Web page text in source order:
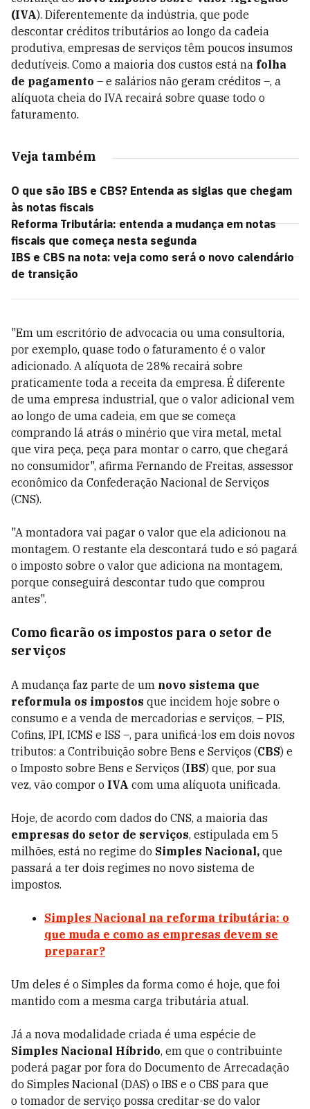
(IVA). Diferentemente da indústria, que pode
descontar créditos tributários ao longo da cadeia
produtiva, empresas de serviços têm poucos insumos
dedutíveis. Como a maioria dos custos está na folha
de pagamento – e salários não geram créditos –, a
alíquota cheia do IVA recairá sobre quase todo o
faturamento.
Veja também
O que são IBS e CBS? Entenda as siglas que chegam
às notas fiscais
Reforma Tributária: entenda a mudança em notas
fiscais que começa nesta segunda
IBS e CBS na nota: veja como será o novo calendário
de transição
"Em um escritório de advocacia ou uma consultoria,
por exemplo, quase todo o faturamento é o valor
adicionado. A alíquota de 28% recairá sobre
praticamente toda a receita da empresa. É diferente
de uma empresa industrial, que o valor adicional vem
ao longo de uma cadeia, em que se começa
comprando lá atrás o minério que vira metal, metal
que vira peça, peça para montar o carro, que chegará
no consumidor", afirma Fernando de Freitas, assessor
econômico da Confederação Nacional de Serviços
(CNS).
"A montadora vai pagar o valor que ela adicionou na
montagem. O restante ela descontará tudo e só pagará
o imposto sobre o valor que adiciona na montagem,
porque conseguirá descontar tudo que comprou
antes".
Como ficarão os impostos para o setor de
serviços
A mudança faz parte de um novo sistema que
reformula os impostos que incidem hoje sobre o
consumo e a venda de mercadorias e serviços, – PIS,
Cofins, IPI, ICMS e ISS –, para unificá-los em dois novos
tributos: a Contribuição sobre Bens e Serviços (CBS) e
o Imposto sobre Bens e Serviços (IBS) que, por sua
vez, vão compor o IVA com uma alíquota unificada.
Hoje, de acordo com dados do CNS, a maioria das
empresas do setor de serviços, estipulada em 5
milhões, está no regime do Simples Nacional, que
passará a ter dois regimes no novo sistema de
impostos.
Simples Nacional na reforma tributária: o
que muda e como as empresas devem se
preparar?
Um deles é o Simples da forma como é hoje, que foi
mantido com a mesma carga tributária atual.
Já a nova modalidade criada é uma espécie de
Simples Nacional Híbrido, em que o contribuinte
poderá pagar por fora do Documento de Arrecadação
do Simples Nacional (DAS) o IBS e o CBS para que
o tomador de serviço possa creditar-se do valor